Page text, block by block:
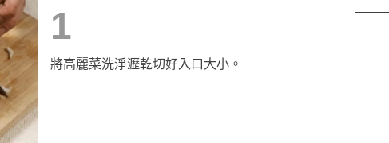
1
將高麗菜洗淨瀝乾切好入口大小。